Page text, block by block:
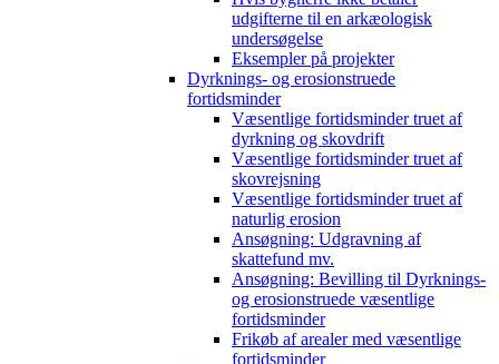
udgifterne til en arkæologisk
undersøgelse
Eksempler på projekter
Dyrknings- og erosionstruede
fortidsminder
Væsentlige fortidsminder truet af
dyrkning og skovdrift
Væsentlige fortidsminder truet af
skovrejsning
Væsentlige fortidsminder truet af
naturlig erosion
Ansøgning: Udgravning af
skattefund mv.
Ansøgning: Bevilling til Dyrknings-
og erosionstruede væsentlige
fortidsminder
Frikøb af arealer med væsentlige
fortidsminder